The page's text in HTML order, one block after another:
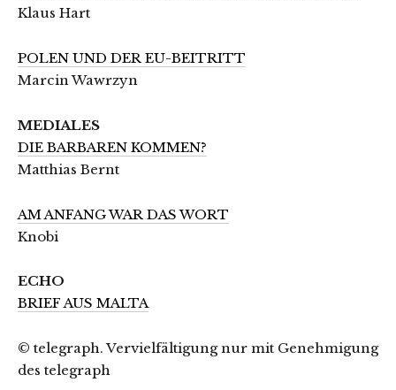
Klaus Hart
POLEN UND DER EU-BEITRITT
Marcin Wawrzyn
MEDIALES
DIE BARBAREN KOMMEN?
Matthias Bernt
AM ANFANG WAR DAS WORT
Knobi
ECHO
BRIEF AUS MALTA
© telegraph. Vervielfältigung nur mit Genehmigung
des telegraph